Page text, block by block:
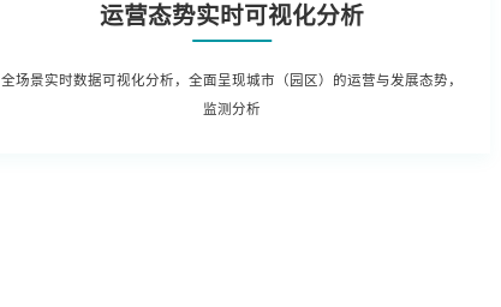
运营态势实时可视化分析
全场景实时数据可视化分析，全面呈现城市（园区）的运营与发展态势，
监测分析